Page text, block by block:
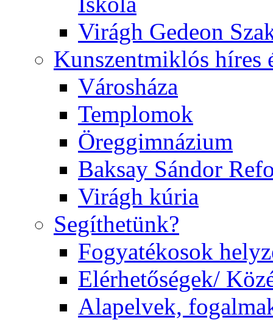
Virágh Gedeon
Kunszentmiklós híres
Városháza
Templomok
Öreggimnázium
Baksay Sándor
Virágh kúria
Segíthetünk?
Fogyatékosok
Elérhetőségek/
Alapelvek,